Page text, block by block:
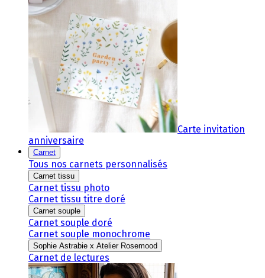
Carte invitation
anniversaire
Carnet
Tous nos carnets personnalisés
Carnet tissu
Carnet tissu photo
Carnet tissu titre doré
Carnet souple
Carnet souple doré
Carnet souple monochrome
Sophie Astrabie x Atelier Rosemood
Carnet de lectures